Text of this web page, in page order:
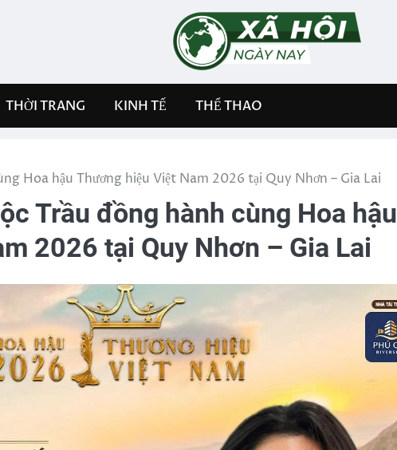
THỜI TRANG KINH TẾ THỂ THAO
Hoa hậu Thương hiệu Việt Nam 2026 tại Quy Nhơn – Gia Lai
Trầu đồng hành cùng Hoa hậu
2026 tại Quy Nhơn – Gia Lai